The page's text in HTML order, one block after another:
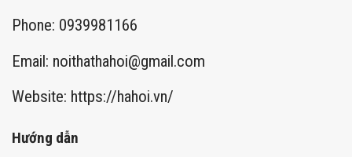
Phone: 0939981166
Email: noithathahoi@gmail.com
Website: https://hahoi.vn/
Hướng dẫn